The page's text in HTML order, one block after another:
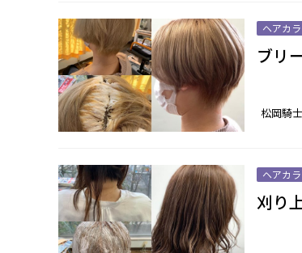
ヘアカ
ブリ
松岡騎士
ヘアカ
刈り